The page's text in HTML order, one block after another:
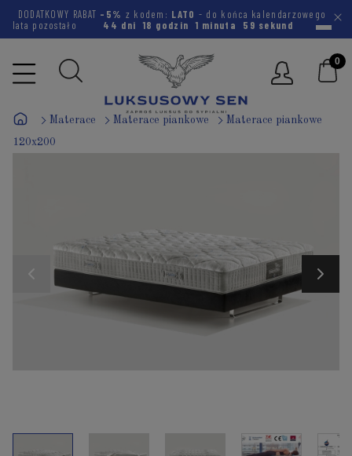
DODATKOWY RABAT -5% z kodem: LATO - do końca kalendarzowego
lata pozostało
44 dni 18 godzin 1 minuta 58 sekund
Materace Materace piankowe Materace piankowe
120x200